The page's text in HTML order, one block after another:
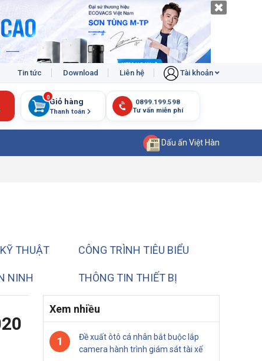
Tin tức Download Liên hệ Tài khoản
Giỏ hàng
Thanh toán
0
Dấu ấn Việt Hàn
THUẬT CÔNG TRÌNH TIÊU BIỂU
NINH THÔNG TIN THIẾT BỊ
Xem nhiều
1
Đề xuất ôtô cá nhân bắt buộc lắp
camera hành trình giám sát tài xế